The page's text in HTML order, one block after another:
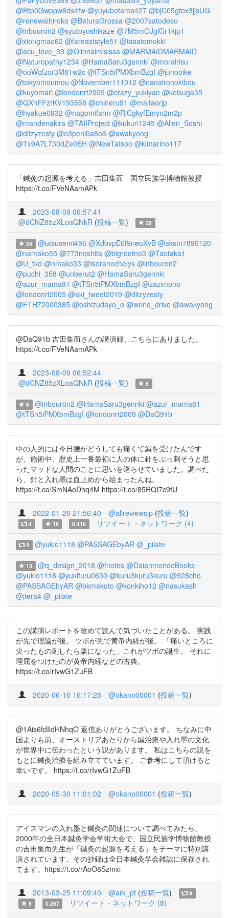
@Rtp0Gwppw6ds4fw @yuyubotama427 @bjC05gfox3jjsUG
@renewalhiroko @BeturaGrossa @2007satodesu
@inbouron2 @syutoyoshikaze @7M5mOJglGr1kjp1
@xiongmao62 @fareaststyle51 @tasatomokki
@acu_love_39 @Olinnaimisissa @MARMAIDMARMAID
@Naturopathy1234 @HamaSaru3gennki @moralrisu
@ooWqfzor3M81w2c @tTSn5iPMXbmBzgI @junooike
@tokyomoumou @November111012 @nanaironokibou
@kuyomari @londonrt2009 @crazy_yukiyan @keisuga35
@QXhFFzrKV193558 @chineru91 @maltaorjp
@hyakue0932 @nagomifarm @RjCgkyfEmyn2m2p
@mandenakira @TAIIProject @kukuri1245 @Alien_Soshi
@ditzyzesty @o3peni0a8o6 @awakyong
@Tx9A7L730dZe0EH @NewTatsoo @kimarino117
「鍼灸の起源を考える」吉田集而 国立民族学博物館教授
https://t.co/FVeNAamAPk
2023-08-09 06:57:41
@dCNZ85zXLoaQNkR (投稿一覧) 28
24 @utsusemi456 @XdbvpE6f9neoXvB @akstn7890120
@namako55 @773noshita @bigrootno3 @Taotaka1
@U_tkd @nmako33 @isoranochelys @inbouron2
@puchi_358 @unberut2 @HamaSaru3gennki
@azur_mama81 @tTSn5iPMXbmBzgI @zazimono
@londonrt2009 @aki_tweet2019 @ditzyzesty
@FTH72000385 @oshizudayo_o @world_drive @awakyong
@DaQ91b 吉田集而さんの講演録、こちらにありました。
https://t.co/FVeNAamAPk
2023-08-09 06:52:44
@dCNZ85zXLoaQNkR (投稿一覧) 6
6 @inbouron2 @HamaSaru3gennki @azur_mama81
@tTSn5iPMXbmBzgI @londonrt2009 @DaQ91b
中の人的には今日腰がどうしても痛くて鍼を受けたんです
が、施術中、歴史上一番最初に人の体に針をぶっ刺そうと思
ったマッドな人間のことに思いを巡らせていました。調べた
ら、針と入れ墨は血止めから始まったんね。
https://t.co/SmNAoDhq4M https://t.co/85RQI7c9fU
2022-01-20 21:56:40 @allreviewsjp (投稿一覧)
4 18 0.416 リツイート・ネットワーク (4)
4 @yukio1118 @PASSAGEbyAR @_pilate
13 @q_design_2018 @fnotes @DaianmondoBooks
@yukio1118 @yukifuru0630 @kuru3kuru3kuru @928cho
@PASSAGEbyAR @bkmakoto @konkiho12 @nasukash
@jtera4 @_pilate
この講演レポートを改めて読んで気づいたことがある。 実践
が先で理論が後。 ツボが先で黄帝内経が後。 「痛いところに
尖ったもの刺したら楽になった」これがツボの誕生。 それに
理屈をつけたのが黄帝内経などの古典。
https://t.co/rIvwG1ZuFB
2020-06-16 16:17:28 @okano00001 (投稿一覧)
@1Ais6fdIldHNhqO 返信ありがとうございます。 ちなみに中
国よりも前、オーストリアあたりから鍼治療や入れ墨の文化
が世界中に伝わったという説があります。 私はこちらの説を
もとに鍼灸治療を組み立てています。 ご参考にして頂けると
幸いです。 https://t.co/rIvwG1ZuFB
2020-05-30 11:01:02 @okano00001 (投稿一覧)
アイスマンの入れ墨と鍼灸の関連について調べてみたら、
2000年の全日本鍼灸学会学術大会で、国立民族学博物館教授
の吉田集而先生が「鍼灸の起源を考える」をテーマに特別講
演されています。その抄録は全日本鍼灸学会雑誌に保存され
てます。https://t.co/rAoO8Szmxi
2013-03-25 11:09:40 @ark_pt (投稿一覧)
9
8
0.267 リツイート・ネットワーク (8)